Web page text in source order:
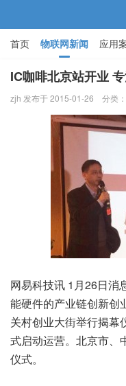
物联
首页 物联网新闻 应用
智能家居
IC咖啡北京站开业
zjh 发布于 2015-01-26 分类：
网易科技讯 1月26日消
能硬件的产业链创新创
关村创业大街举行揭幕
式启动运营。北京市、
仪式。